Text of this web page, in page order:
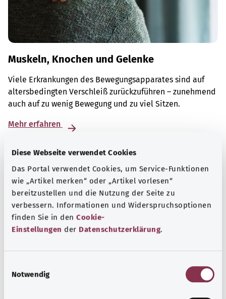
Diese Webseite verwendet Cookies
Das Portal verwendet Cookies, um Service-Funktionen
wie „Artikel merken“ oder „Artikel vorlesen“
bereitzustellen und die Nutzung der Seite zu
verbessern. Informationen und Widerspruchsoptionen
finden Sie in den Cookie-
Einstellungen der Datenschutzerklärung.
Notwendig
Muskeln, Knochen und Gelenke
Viele Erkrankungen des Bewegungsapparates sind auf
altersbedingten Verschleiß zurückzuführen – zunehmend
auch auf zu wenig Bewegung und zu viel Sitzen.
Mehr erfahren